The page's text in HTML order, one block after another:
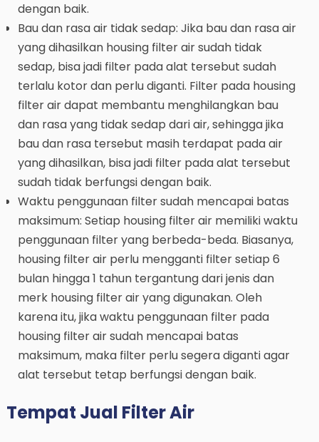
dengan baik.
Bau dan rasa air tidak sedap: Jika bau dan rasa air
yang dihasilkan housing filter air sudah tidak
sedap, bisa jadi filter pada alat tersebut sudah
terlalu kotor dan perlu diganti. Filter pada housing
filter air dapat membantu menghilangkan bau
dan rasa yang tidak sedap dari air, sehingga jika
bau dan rasa tersebut masih terdapat pada air
yang dihasilkan, bisa jadi filter pada alat tersebut
sudah tidak berfungsi dengan baik.
Waktu penggunaan filter sudah mencapai batas
maksimum: Setiap housing filter air memiliki waktu
penggunaan filter yang berbeda-beda. Biasanya,
housing filter air perlu mengganti filter setiap 6
bulan hingga 1 tahun tergantung dari jenis dan
merk housing filter air yang digunakan. Oleh
karena itu, jika waktu penggunaan filter pada
housing filter air sudah mencapai batas
maksimum, maka filter perlu segera diganti agar
alat tersebut tetap berfungsi dengan baik.
Tempat Jual Filter Air